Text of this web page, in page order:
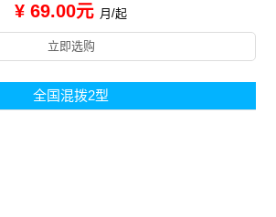
¥ 69.00元 月/起
立即选购
全国混拨2型